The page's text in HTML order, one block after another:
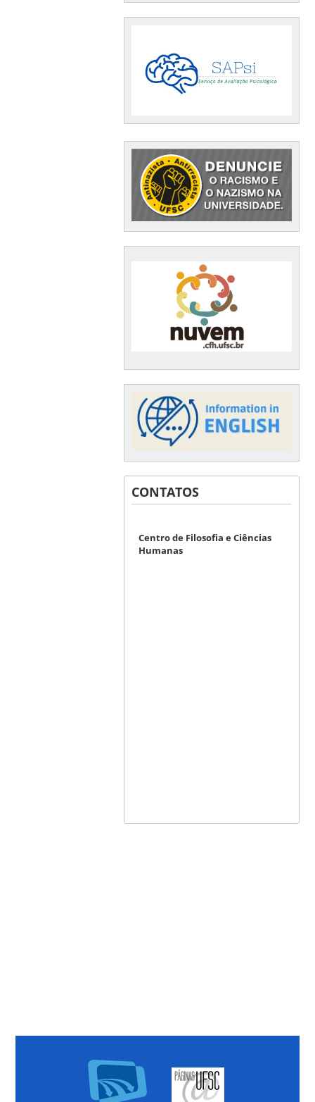
CONTATOS
Centro de Filosofia e Ciências
Humanas